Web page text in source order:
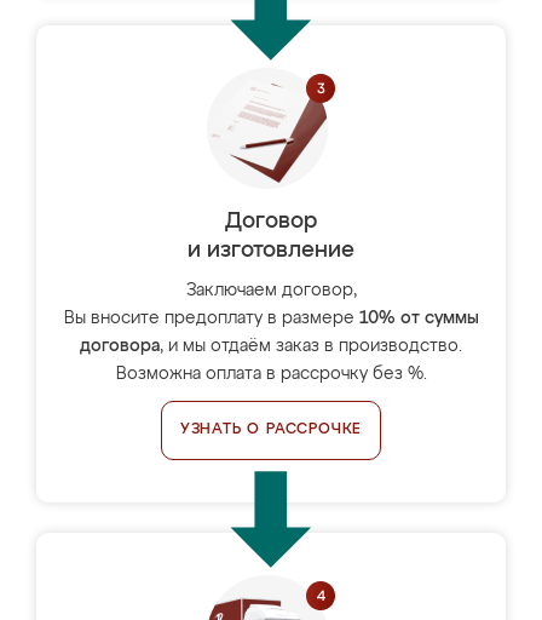
Договор
и изготовление
Заключаем договор,
Вы вносите предоплату в размере 10% от суммы
договора, и мы отдаём заказ в производство.
Возможна оплата в рассрочку без %.
УЗНАТЬ О РАССРОЧКЕ